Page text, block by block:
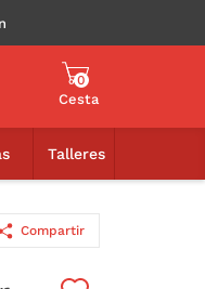
0
Cesta
Talleres
Compartir